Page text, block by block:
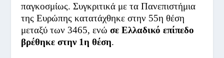
παγκοσμίως. Συγκριτικά με τα Πανεπιστήμια
της Ευρώπης κατατάχθηκε στην 55η θέση
μεταξύ των 3465, ενώσε Ελλαδικό επίπεδο
βρέθηκε στην 1η θέση.